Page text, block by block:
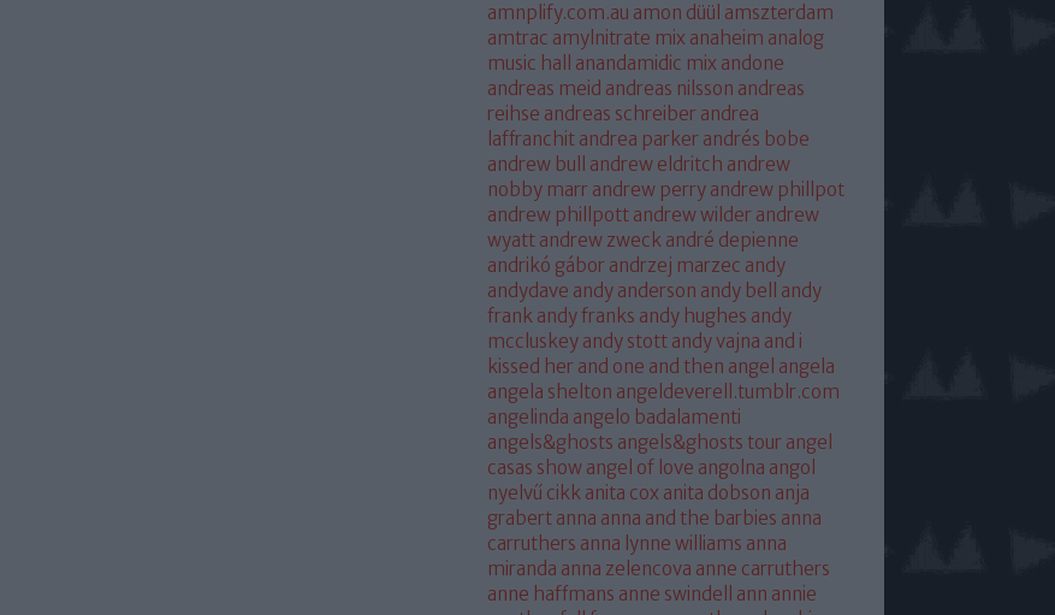
amnplify.com.au amon düül amszterdam
amtrac amylnitrate mix anaheim analog
music hall
anandamidic mix andone
andreas meid andreas nilsson andreas
reihse andreas schreiber andrea
laffranchit andrea parker andrés bobe
andrew bull
andrew eldritch andrew
nobby marr andrew perry andrew phillpot
andrew phillpott andrew wilder andrew
wyatt andrew zweck andré depienne
andrikó gábor andrzej marzec andy
andydave andy anderson andy bell
andy
frank andy franks andy hughes andy
mccluskey andy stott andy vajna and i
kissed her and one and then angel angela
angela shelton angeldeverell.tumblr.com
angelinda angelo badalamenti
angels&ghosts angels&ghosts tour angel
casas show angel of love angolna angol
nyelvű cikk anita cox anita dobson anja
grabert anna anna and the barbies anna
carruthers anna lynne williams anna
miranda anna zelencova anne carruthers
anne haffmans anne swindell
ann annie